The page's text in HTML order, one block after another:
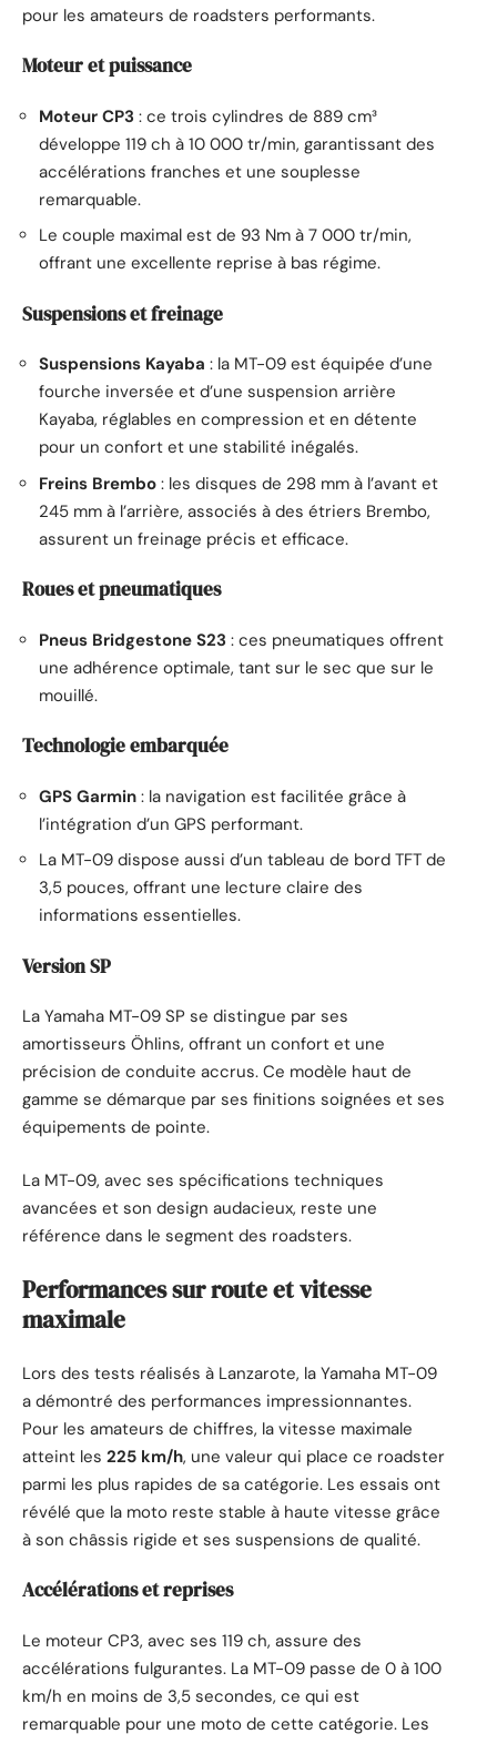
pour les amateurs de roadsters performants.
Moteur et puissance
Moteur CP3 : ce trois cylindres de 889 cm³
développe 119 ch à 10 000 tr/min, garantissant des
accélérations franches et une souplesse
remarquable.
Le couple maximal est de 93 Nm à 7 000 tr/min,
offrant une excellente reprise à bas régime.
Suspensions et freinage
Suspensions Kayaba : la MT-09 est équipée d’une
fourche inversée et d’une suspension arrière
Kayaba, réglables en compression et en détente
pour un confort et une stabilité inégalés.
Freins Brembo : les disques de 298 mm à l’avant et
245 mm à l’arrière, associés à des étriers Brembo,
assurent un freinage précis et efficace.
Roues et pneumatiques
Pneus Bridgestone S23 : ces pneumatiques offrent
une adhérence optimale, tant sur le sec que sur le
mouillé.
Technologie embarquée
GPS Garmin : la navigation est facilitée grâce à
l’intégration d’un GPS performant.
La MT-09 dispose aussi d’un tableau de bord TFT de
3,5 pouces, offrant une lecture claire des
informations essentielles.
Version SP
La Yamaha MT-09 SP se distingue par ses
amortisseurs Öhlins, offrant un confort et une
précision de conduite accrus. Ce modèle haut de
gamme se démarque par ses finitions soignées et ses
équipements de pointe.
La MT-09, avec ses spécifications techniques
avancées et son design audacieux, reste une
référence dans le segment des roadsters.
Performances sur route et vitesse
maximale
Lors des tests réalisés à Lanzarote, la Yamaha MT-09
a démontré des performances impressionnantes.
Pour les amateurs de chiffres, la vitesse maximale
atteint les 225 km/h, une valeur qui place ce roadster
parmi les plus rapides de sa catégorie. Les essais ont
révélé que la moto reste stable à haute vitesse grâce
à son châssis rigide et ses suspensions de qualité.
Accélérations et reprises
Le moteur CP3, avec ses 119 ch, assure des
accélérations fulgurantes. La MT-09 passe de 0 à 100
km/h en moins de 3,5 secondes, ce qui est
remarquable pour une moto de cette catégorie. Les